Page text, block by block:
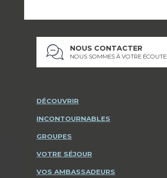
NOUS CONTACTER
NOUS SOMMES À VOTRE ÉCOUTE
DÉCOUVRIR
INCONTOURNABLES
GROUPES
VOTRE SÉJOUR
VOS AMBASSADEURS